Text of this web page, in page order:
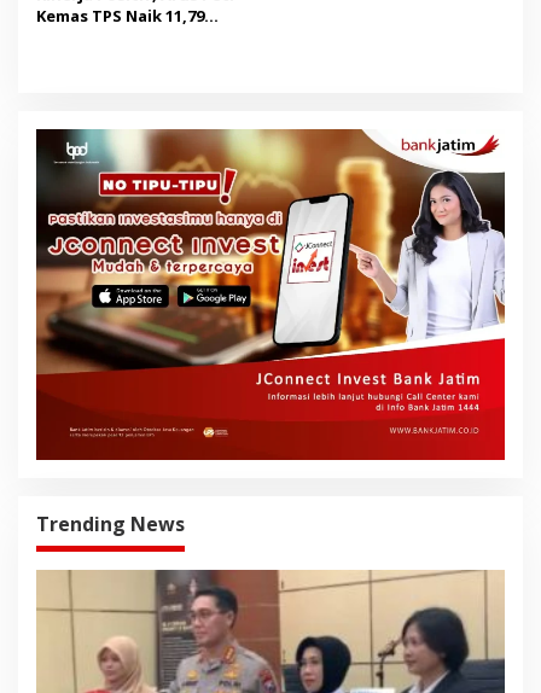
Kemas TPS Naik 11,79
Trending News